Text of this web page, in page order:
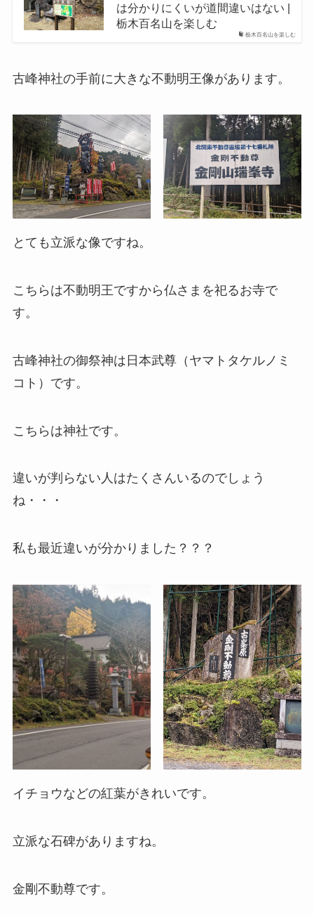
栃木百名山を楽しむ
は分かりにくいが道間違いはない |
栃木百名山を楽しむ
古峰神社の手前に大きな不動明王像があります。
とても立派な像ですね。
こちらは不動明王ですから仏さまを祀るお寺で
す。
古峰神社の御祭神は日本武尊（ヤマトタケルノミ
コト）です。
こちらは神社です。
違いが判らない人はたくさんいるのでしょう
ね・・・
私も最近違いが分かりました？？？
イチョウなどの紅葉がきれいです。
立派な石碑がありますね。
金剛不動尊です。